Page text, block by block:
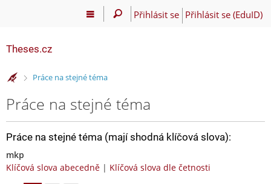
Přihlásit se Přihlásit se (EduID)
Theses.cz
>Práce na stejné téma
Práce na stejné téma
Práce na stejné téma (mají shodná klíčová slova):
mkp
Klíčová slova abecedně | Klíčová slova dle četnosti